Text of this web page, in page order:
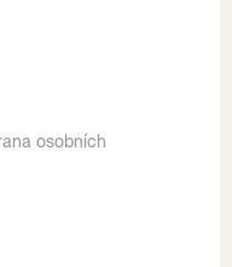
osobních